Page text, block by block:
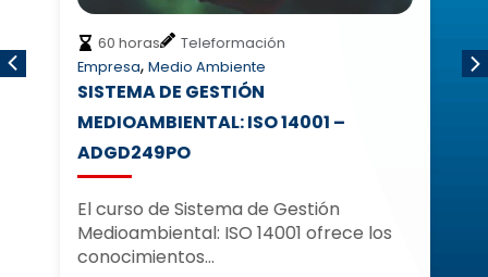
60 horas
Teleformación
Empresa, Medio Ambiente
SISTEMA DE GESTIÓN
MEDIOAMBIENTAL: ISO 14001 –
ADGD249PO
El curso de Sistema de Gestión
Medioambiental: ISO 14001 ofrece los
conocimientos…